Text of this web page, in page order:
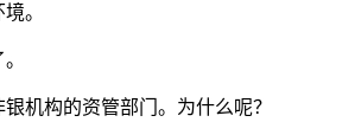
。
机构的资管部门。为什么呢？